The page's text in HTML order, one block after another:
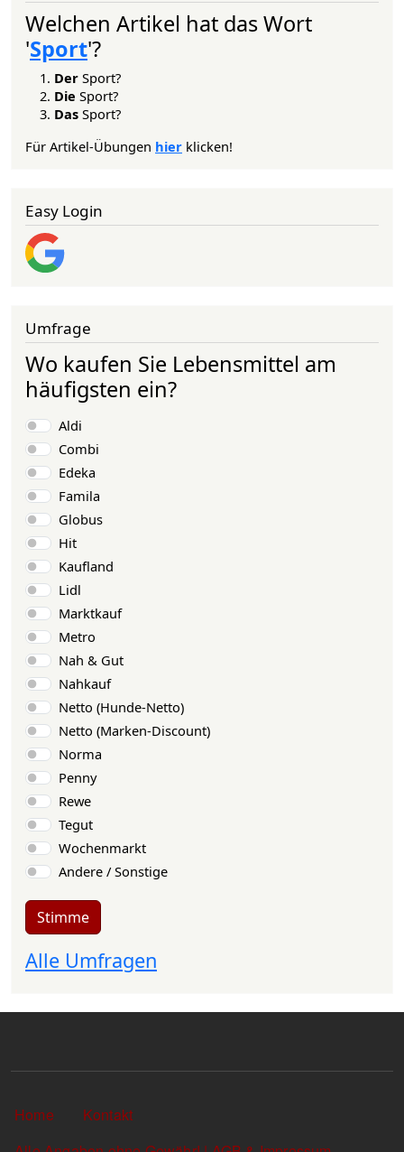
Welchen Artikel hat das Wort
'Sport'?
Der Sport?
Die Sport?
Das Sport?
Für Artikel-Übungen hier klicken!
Easy Login
Umfrage
Wo kaufen Sie Lebensmittel am
häufigsten ein?
Auswahlmöglichkeiten
Aldi
Combi
Edeka
Famila
Globus
Hit
Kaufland
Lidl
Marktkauf
Metro
Nah & Gut
Nahkauf
Netto (Hunde-Netto)
Netto (Marken-Discount)
Norma
Penny
Rewe
Tegut
Wochenmarkt
Andere / Sonstige
Stimme
Alle Umfragen
Sekundärlinks
Home
Kontakt